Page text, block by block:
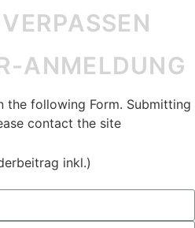
ANMELDUNG
the following Form. Submitting
contact the site
inkl.)